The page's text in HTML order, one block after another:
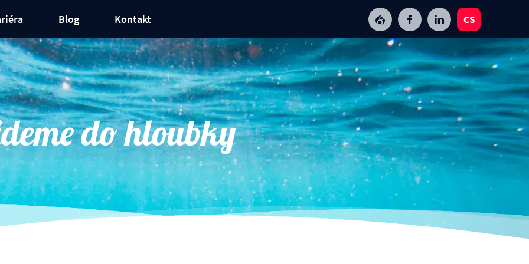
Blog Kontakt CS
do hloubky